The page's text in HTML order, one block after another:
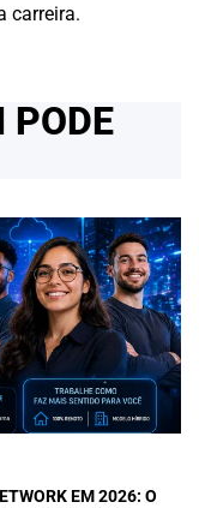
carreira.
PODE
EM 2026: O